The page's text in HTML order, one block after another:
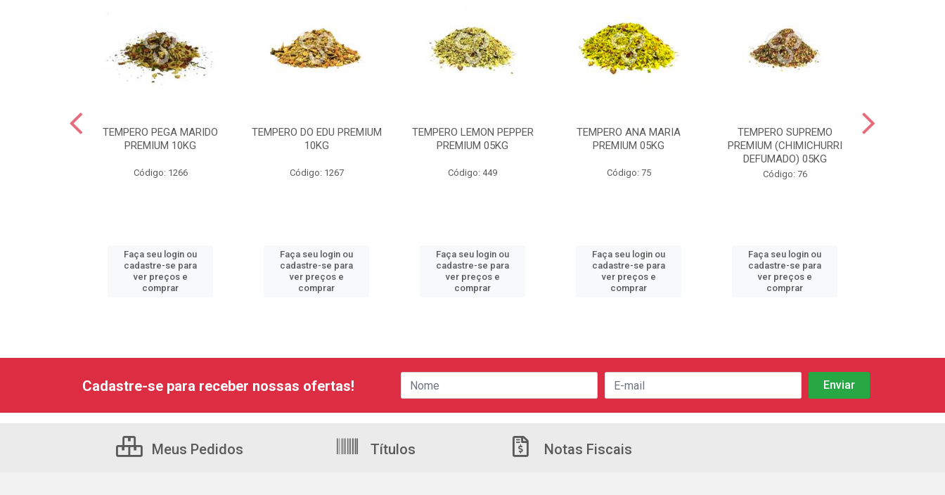
TEMPERO PEGA MARIDO
PREMIUM 10KG
Código: 1266
Faça seu login ou
cadastre-se para
ver preços e
comprar
TEMPERO DO EDU PREMIUM
10KG
Código: 1267
Faça seu login ou
cadastre-se para
ver preços e
comprar
TEMPERO LEMON PEPPER
PREMIUM 05KG
Código: 449
Faça seu login ou
cadastre-se para
ver preços e
comprar
TEMPERO ANA MARIA
PREMIUM 05KG
Código: 75
Faça seu login ou
cadastre-se para
ver preços e
comprar
TEMPERO SUPREMO
PREMIUM (CHIMICHURRI
DEFUMADO) 05KG
Código: 76
Faça seu login ou
cadastre-se para
ver preços e
comprar
Cadastre-se para receber nossas ofertas!
Meus Pedidos Títulos Notas Fiscais